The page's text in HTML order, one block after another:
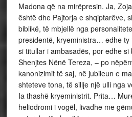
Madona që na mirëpresin. Ja,
është dhe Pajtorja e shqiptarëve,
biblikë, të mbjellë nga
presidentë, kryeministra… edhe ty
si titullar i ambasadës, por edhe si
Shenjtes Nënë Tereza, – po
kanonizimit të saj, në jubileun e
shteteve tona, të sillje një ulli nga
Ia thashë kryeministrit. Prita…
heliodromi i vogël, livadhe me